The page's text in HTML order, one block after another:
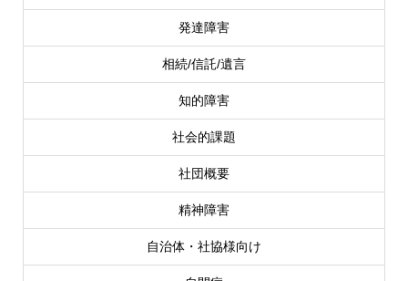
発達障害
相続/信託/遺言
知的障害
社会的課題
社団概要
精神障害
自治体・社協様向け